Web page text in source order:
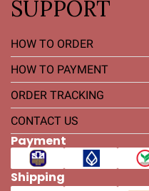
SUPPORT
HOW TO ORDER
HOW TO PAYMENT
ORDER TRACKING
CONTACT US
Payment
Shipping